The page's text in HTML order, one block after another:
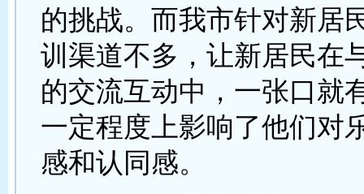
的挑战。而我市针对新居
训渠道不多，让新居民在
的交流互动中，一张口就
一定程度上影响了他们对
感和认同感。